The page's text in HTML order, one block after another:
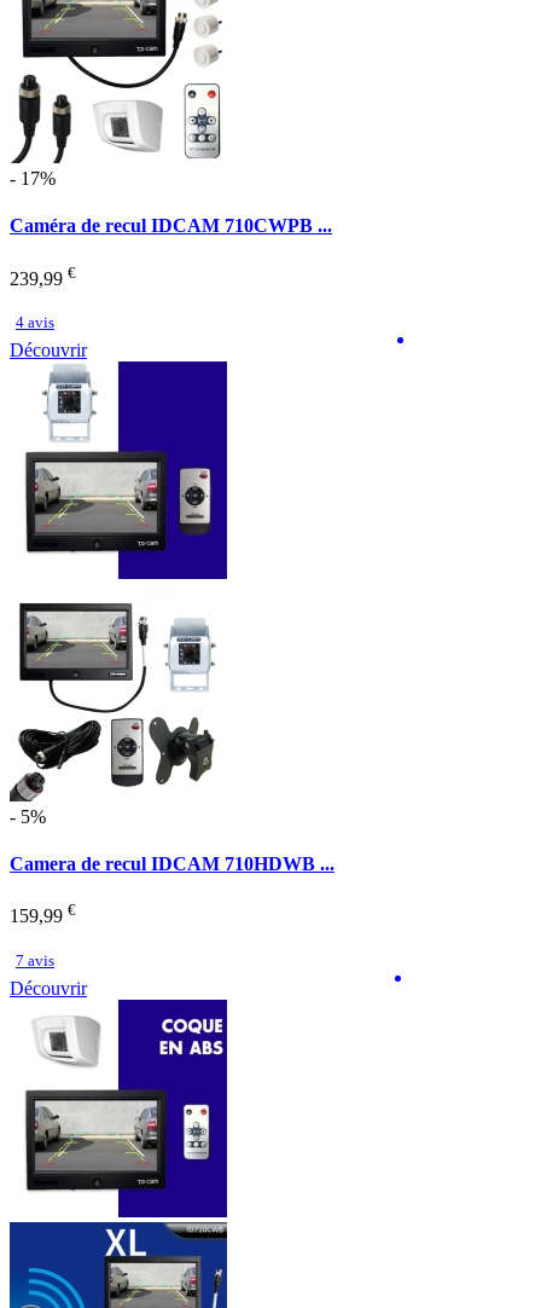
- 17%
Caméra de recul IDCAM 710CWPB ...
239,99 €
4 avis
Découvrir
- 5%
Camera de recul IDCAM 710HDWB ...
159,99 €
7 avis
Découvrir